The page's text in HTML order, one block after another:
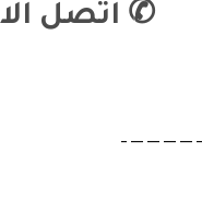
✆ اتصل